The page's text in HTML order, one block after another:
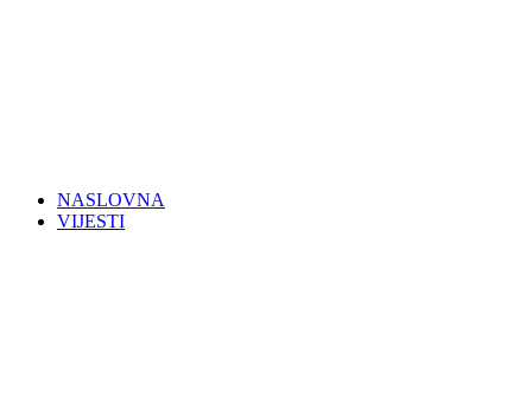
NASLOVNA
VIJESTI